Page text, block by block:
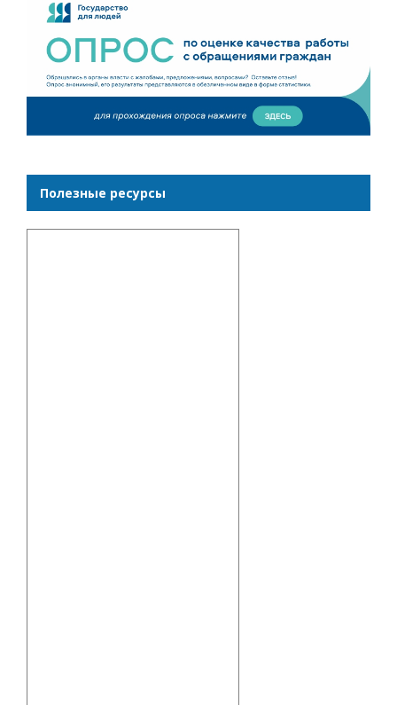
Полезные ресурсы